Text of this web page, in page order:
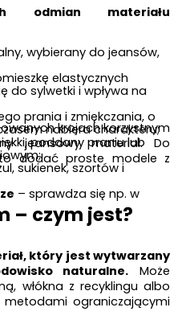
odmian materiału
wybierany do jeansów,
elastycznych
do sylwetki i wpływa na
prania i zmiękczania, o
nabiera charakteru;
poddany praniu lub
sukienek, szortów i
– sprawdza się np. w
krojach korzystnym
jeansowy materiał. Do
dodać proste modele z
– czym jest?
który jest wytwarzany
naturalne. Może
włókna z recyklingu albo
ograniczającymi